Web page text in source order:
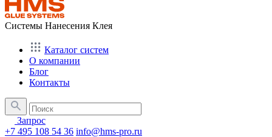
Системы Нанесения Клея
Каталог систем
О компании
Блог
Контакты
Запрос
+7 495 108 54 36 info@hms-pro.ru